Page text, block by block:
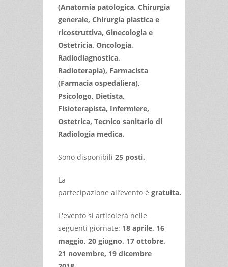
(Anatomia patologica, Chirurgia
generale, Chirurgia plastica e
ricostruttiva, Ginecologia e
Ostetricia, Oncologia,
Radiodiagnostica,
Radioterapia), Farmacista
(Farmacia ospedaliera),
Psicologo, Dietista,
Fisioterapista, Infermiere,
Ostetrica, Tecnico sanitario di
Radiologia medica.
Sono disponibili 25 posti.
La
partecipazione all’evento è gratuita.
L'evento si articolerà nelle
seguenti giornate: 18 aprile, 16
maggio, 20 giugno, 17 ottobre,
21 novembre, 19 dicembre